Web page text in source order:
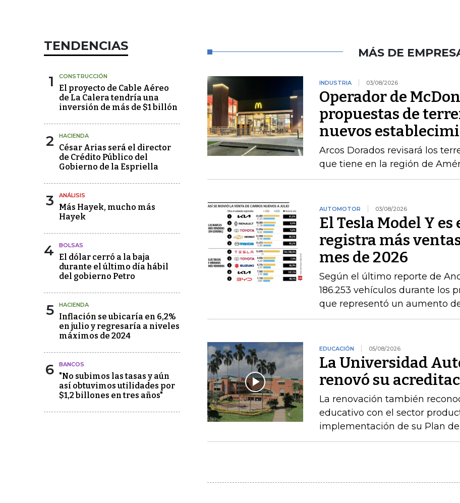
TENDENCIAS
1 CONSTRUCCIÓN
El proyecto de Cable Aéreo
de La Calera tendría una
inversión de más de $1 billón
2 HACIENDA
César Arias será el director
de Crédito Público del
Gobierno de la Espriella
3 ANÁLISIS
Más Hayek, mucho más
Hayek
4 BOLSAS
El dólar cerró a la baja
durante el último día hábil
del gobierno Petro
5 HACIENDA
Inflación se ubicaría en 6,2%
en julio y regresaría a niveles
máximos de 2024
6 BANCOS
"No subimos las tasas y aún
así obtuvimos utilidades por
$1,2 billones en tres años"
MÁS DE
INDUSTRIA 03/08/2026
Operador de
propuestas de
nuevos
Arcos Dorados revisará los
que tiene en la región de
AUTOMOTOR 03/08/2026
El Tesla Model Y
registra más
mes de 2026
Según el último reporte de
186.253 vehículos durante los
que representó un aumento
EDUCACIÓN 05/08/2026
La Universidad
renovó su
La renovación también
educativo con el sector
implementación de su Plan